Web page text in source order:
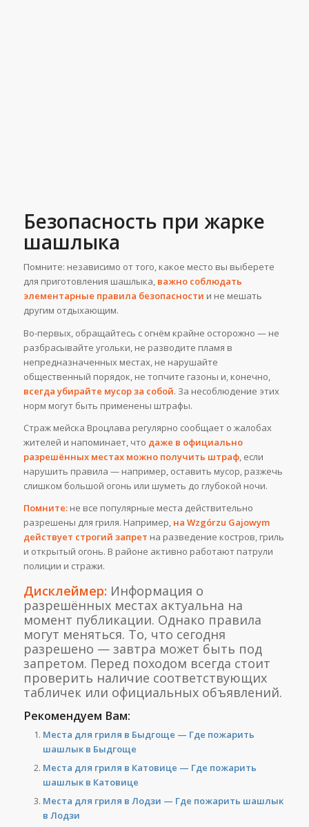
Безопасность при жарке
шашлыка
Помните: независимо от того, какое место вы выберете
для приготовления шашлыка, важно соблюдать
элементарные правила безопасности и не мешать
другим отдыхающим.
Во-первых, обращайтесь с огнём крайне осторожно — не
разбрасывайте угольки, не разводите пламя в
непредназначенных местах, не нарушайте
общественный порядок, не топчите газоны и, конечно,
всегда убирайте мусор за собой. За несоблюдение этих
норм могут быть применены штрафы.
Страж мейска Вроцлава регулярно сообщает о жалобах
жителей и напоминает, что даже в официально
разрешённых местах можно получить штраф, если
нарушить правила — например, оставить мусор, разжечь
слишком большой огонь или шуметь до глубокой ночи.
Помните:не все популярные места действительно
разрешены для гриля. Например, на Wzgórzu Gajowym
действует строгий запрет на разведение костров, гриль
и открытый огонь. В районе активно работают патрули
полиции и стражи.
Дисклеймер: Информация о
разрешённых местах актуальна на
момент публикации. Однако правила
могут меняться. То, что сегодня
разрешено — завтра может быть под
запретом. Перед походом всегда стоит
проверить наличие соответствующих
табличек или официальных объявлений.
Рекомендуем Вам:
Места для гриля в Быдгоще — Где пожарить
шашлык в Быдгоще
Места для гриля в Катовице — Где пожарить
шашлык в Катовице
Места для гриля в Лодзи — Где пожарить шашлык
в Лодзи